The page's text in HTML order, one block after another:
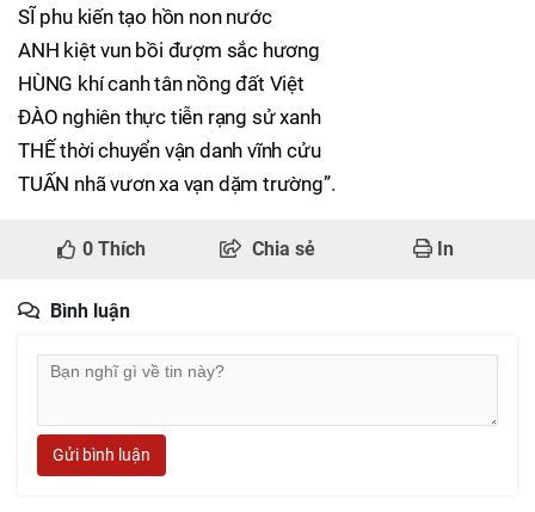
SĨ phu kiến tạo hồn non nước
ANH kiệt vun bồi đượm sắc hương
HÙNG khí canh tân nồng đất Việt
ĐÀO nghiên thực tiễn rạng sử xanh
THẾ thời chuyển vận danh vĩnh cửu
TUẤN nhã vươn xa vạn dặm trường”.
0 Thích Chia sẻ In
Bình luận
Gửi bình luận